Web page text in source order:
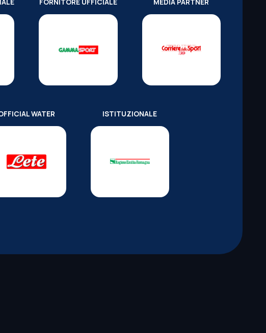
FORNITORE UFFICIALE MEDIA PARTNER
WATER ISTITUZIONALE